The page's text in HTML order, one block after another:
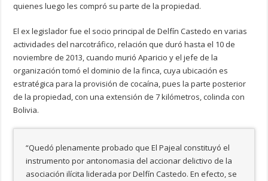
quienes luego les compró su parte de la propiedad.
El ex legislador fue el socio principal de Delfín Castedo en varias
actividades del narcotráfico, relación que duró hasta el 10 de
noviembre de 2013, cuando murió Aparicio y el jefe de la
organización tomó el dominio de la finca, cuya ubicación es
estratégica para la provisión de cocaína, pues la parte posterior
de la propiedad, con una extensión de 7 kilómetros, colinda con
Bolivia.
“Quedó plenamente probado que El Pajeal constituyó el
instrumento por antonomasia del accionar delictivo de la
asociación ilícita liderada por Delfín Castedo. En efecto, se